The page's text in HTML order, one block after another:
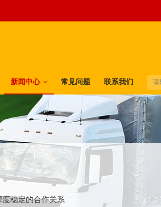
新闻中心 常见问题 联系我们
稳定的合作关系